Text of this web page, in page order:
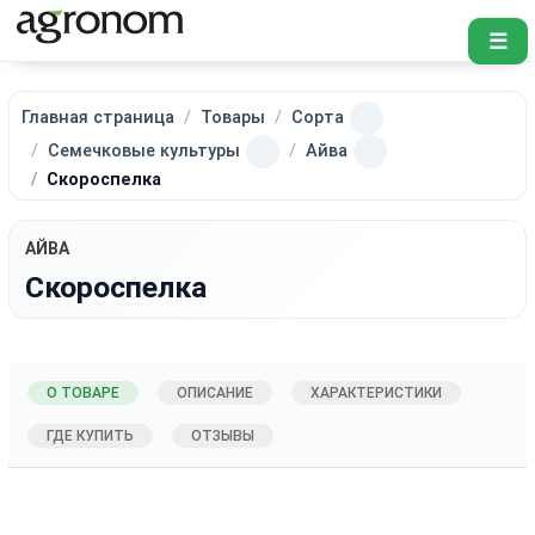
☰
Главная страница Товары
Сорта
Семечковые культуры
Айва
Скороспелка
АЙВА
Скороспелка
О ТОВАРЕ ОПИСАНИЕ ХАРАКТЕРИСТИКИ
ГДЕ КУПИТЬ ОТЗЫВЫ